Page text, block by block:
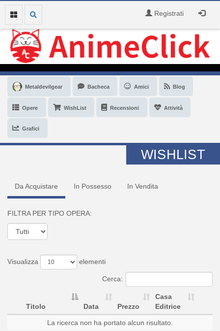
Registrati
Metaldevilgear Bacheca Amici Blog
Opere WishList Recensioni Attività
Grafici
WISHLIST
Da Acquistare In Possesso In Vendita
FILTRA PER TIPO OPERA:
Visualizza elementi
Cerca:
Titolo Data Prezzo
Casa
Editrice
La ricerca non ha portato alcun risultato.